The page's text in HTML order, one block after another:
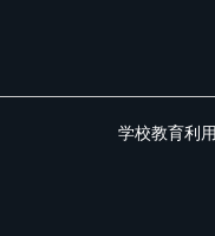
学校教育利